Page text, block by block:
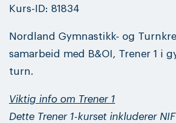
Kurs-ID: 81834
Nordland Gymnastikk- og
samarbeid med B&OI, Trener 1 i
turn.
Viktig info om Trener 1
Dette Trener 1-kurset inkluderer